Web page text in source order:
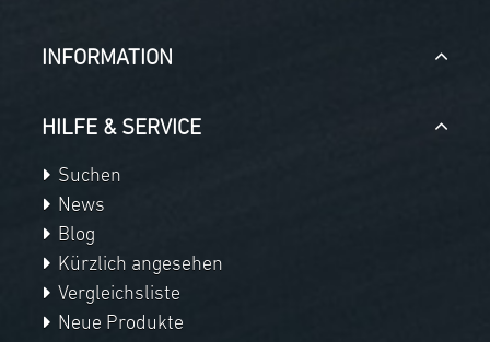
INFORMATION
HILFE & SERVICE
Suchen
News
Blog
Kürzlich angesehen
Vergleichsliste
Neue Produkte